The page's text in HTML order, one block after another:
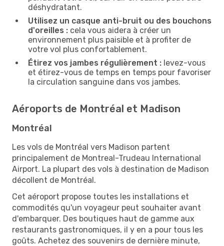
déshydratant.
Utilisez un casque anti-bruit ou des bouchons
d'oreilles : cela vous aidera à créer un
environnement plus paisible et à profiter de
votre vol plus confortablement.
Étirez vos jambes régulièrement : levez-vous
et étirez-vous de temps en temps pour favoriser
la circulation sanguine dans vos jambes.
Aéroports de Montréal et Madison
Montréal
Les vols de Montréal vers Madison partent
principalement de Montreal-Trudeau International
Airport. La plupart des vols à destination de Madison
décollent de Montréal.
Cet aéroport propose toutes les installations et
commodités qu'un voyageur peut souhaiter avant
d'embarquer. Des boutiques haut de gamme aux
restaurants gastronomiques, il y en a pour tous les
goûts. Achetez des souvenirs de dernière minute,